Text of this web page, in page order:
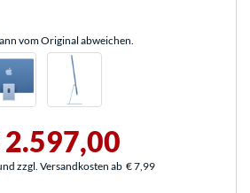
vom Original abweichen.
2.597,00
zzgl. Versandkosten ab € 7,99